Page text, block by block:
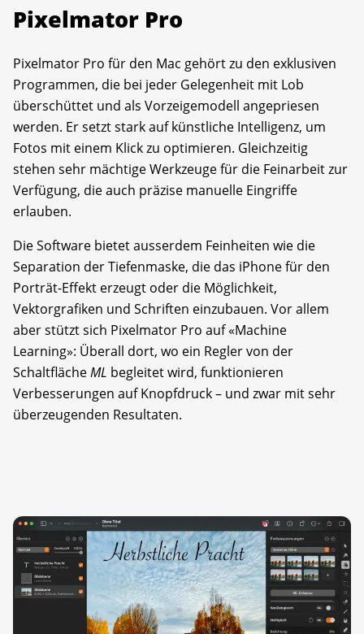
Pixelmator Pro
Pixelmator Pro für den Mac gehört zu den exklusiven
Programmen, die bei jeder Gelegenheit mit Lob
überschüttet und als Vorzeigemodell angepriesen
werden. Er setzt stark auf künstliche Intelligenz, um
Fotos mit einem Klick zu optimieren. Gleichzeitig
stehen sehr mächtige Werkzeuge für die Feinarbeit zur
Verfügung, die auch präzise manuelle Eingriffe
erlauben.
Die Software bietet ausserdem Feinheiten wie die
Separation der Tiefenmaske, die das iPhone für den
Porträt-Effekt erzeugt oder die Möglichkeit,
Vektorgrafiken und Schriften einzubauen. Vor allem
aber stützt sich Pixelmator Pro auf «Machine
Learning»: Überall dort, wo ein Regler von der
SchaltflächeML ­begleitet wird, funktionieren
Verbesserungen auf Knopfdruck – und zwar mit sehr
überzeugenden Resultaten.